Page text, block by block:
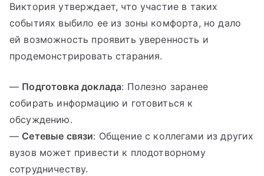
Виктория утверждает, что участие в таких
событиях выбило ее из зоны комфорта, но дало
ей возможность проявить уверенность и
продемонстрировать старания.
— Подготовка доклада: Полезно заранее
собирать информацию и готовиться к
обсуждению.
— Сетевые связи: Общение с коллегами из других
вузов может привести к плодотворному
сотрудничеству.